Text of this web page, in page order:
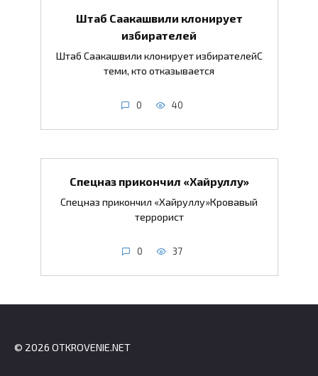
Штаб Саакашвили клонирует
избирателей
Штаб Саакашвили клонирует избирателейС
теми, кто отказывается
0 40
Спецназ прикончил «Хайруллу»
Спецназ прикончил «Хайруллу»Кровавый
террорист
0 37
© 2026 OTKROVENIE.NET